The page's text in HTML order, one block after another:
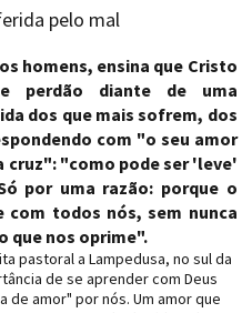
pelo mal
homens, ensina que Cristo
perdão diante de uma
dos que mais sofrem, dos
com "o seu amor
cruz": "como pode ser 'leve'
por uma razão: porque o
com todos nós, sem nunca
que nos oprime".
pastoral a Lampedusa, no sul da
de se aprender com Deus
de amor" por nós. Um amor que